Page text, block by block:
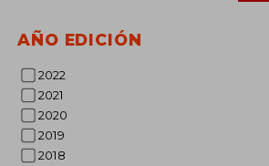
AÑO EDICIÓN
2022
2021
2020
2019
2018